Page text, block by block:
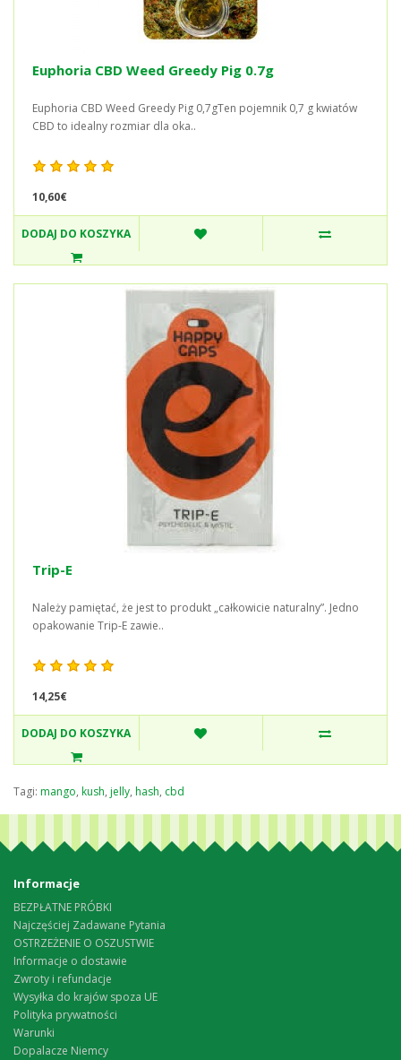
Euphoria CBD Weed Greedy Pig 0.7g
Euphoria CBD Weed Greedy Pig 0,7gTen pojemnik 0,7 g kwiatów
CBD to idealny rozmiar dla oka..
10,60€
DODAJ DO KOSZYKA
Trip-E
Należy pamiętać, że jest to produkt „całkowicie naturalny”. Jedno
opakowanie Trip-E zawie..
14,25€
DODAJ DO KOSZYKA
Tagi: mango, kush, jelly, hash, cbd
Informacje
BEZPŁATNE PRÓBKI
Najczęściej Zadawane Pytania
OSTRZEŻENIE O OSZUSTWIE
Informacje o dostawie
Zwroty i refundacje
Wysyłka do krajów spoza UE
Polityka prywatności
Warunki
Dopalacze Niemcy